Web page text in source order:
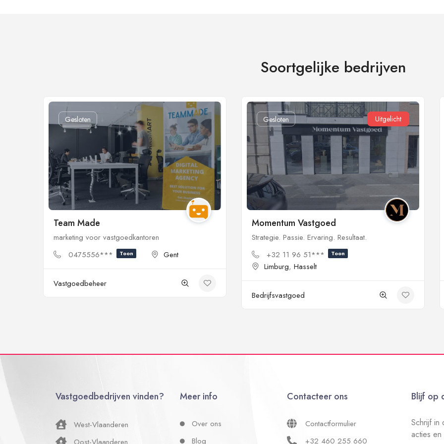
Soortgelijke bedrijven
Gesloten
Team Made
marketing voor vastgoedkantoren
0475556***
Toon Gent
Vastgoedbeheer
Gesloten Uitgelicht
Momentum Vastgoed
Strategie. Passie. Ervaring. Resultaat.
+32 11 96 51***
Toon
Limburg, Hasselt
Bedrijfsvastgoed
Vastgoedbedrijven vinden?
West-Vlaanderen
Meer info
Over ons
Blog
Contacteer ons
Contactformulier
+32 460 255 660
Blijf op
Schrijf in
acties